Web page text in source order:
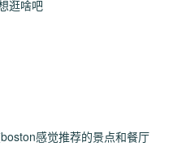
逛啥吧
感觉推荐的景点和餐厅